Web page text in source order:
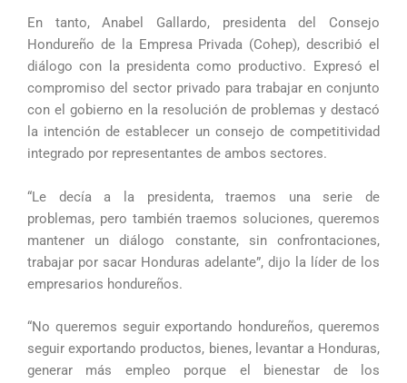
En tanto, Anabel Gallardo, presidenta del Consejo
Hondureño de la Empresa Privada (Cohep), describió el
diálogo con la presidenta como productivo. Expresó el
compromiso del sector privado para trabajar en conjunto
con el gobierno en la resolución de problemas y destacó
la intención de establecer un consejo de competitividad
integrado por representantes de ambos sectores.
“Le decía a la presidenta, traemos una serie de
problemas, pero también traemos soluciones, queremos
mantener un diálogo constante, sin confrontaciones,
trabajar por sacar Honduras adelante”, dijo la líder de los
empresarios hondureños.
“No queremos seguir exportando hondureños, queremos
seguir exportando productos, bienes, levantar a Honduras,
generar más empleo porque el bienestar de los